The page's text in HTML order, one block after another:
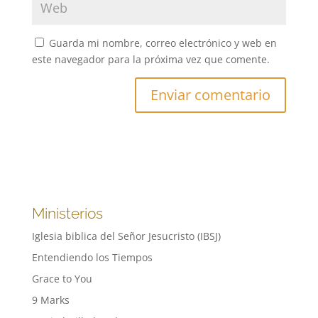
Guarda mi nombre, correo electrónico y web en
este navegador para la próxima vez que comente.
Ministerios
Iglesia biblica del Señor Jesucristo (IBSJ)
Entendiendo los Tiempos
Grace to You
9 Marks